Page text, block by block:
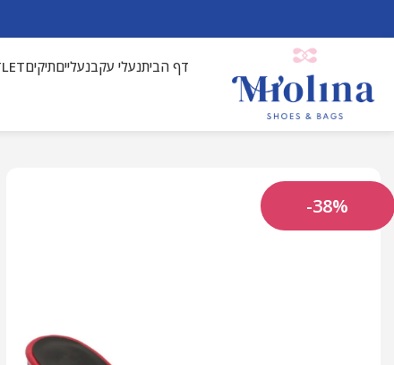
דף הביתנעלי עקבנעלייםתיקים
-38%